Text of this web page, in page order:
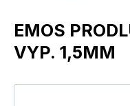
EMOS
VYP. 1,5MM